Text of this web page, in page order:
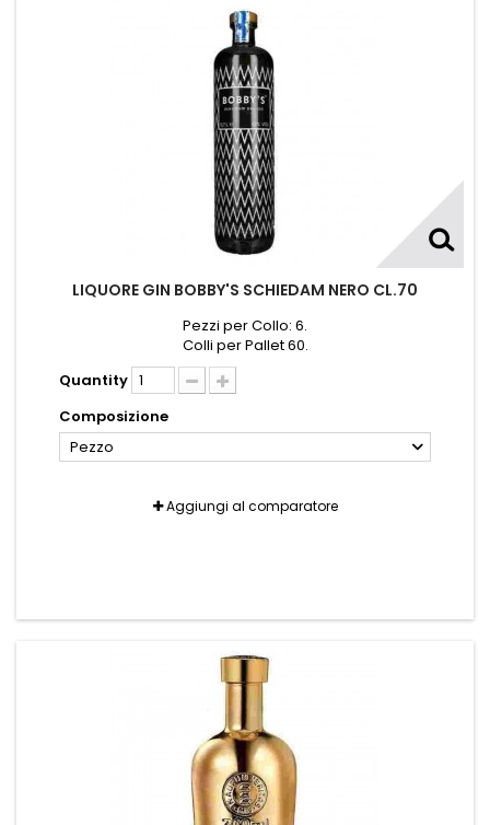
LIQUORE GIN BOBBY'S SCHIEDAM NERO CL.70
Pezzi per Collo: 6.
Colli per Pallet 60.
Quantity
Composizione
Pezzo
Aggiungi al comparatore